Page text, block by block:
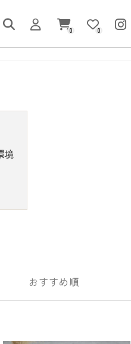
0 0
境
おすすめ順